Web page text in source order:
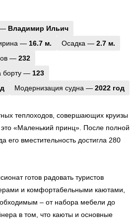
— Владимир Ильич
— 16.7 м. Осадка — 2.7 м.
— 232
борту — 123
Модернизация судна — 2022 год
теплоходов, совершающих круизы
«Маленький принц». После полной
его вместительность достигла 280
готов радовать туристов
и комфортабельными каютами,
– от набора мебели до
в том, что каюты и основные